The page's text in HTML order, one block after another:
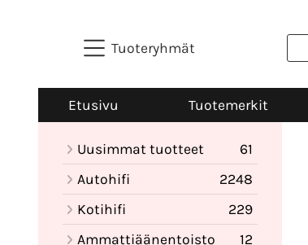
Tuoteryhmät
Etusivu Tuotemerkit
Uusimmat tuotteet
61
Autohifi
2248
Kotihifi
229
Ammattiäänentoisto
12